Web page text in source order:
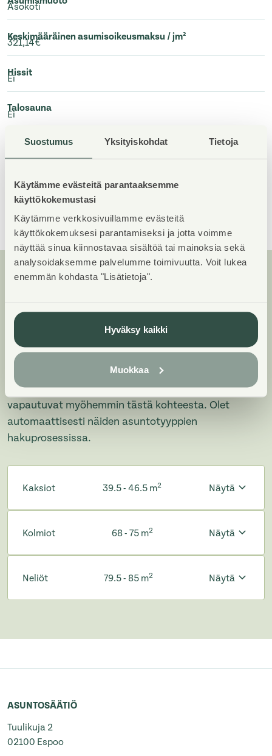
Suostumus Yksityiskohdat Tietoja
Käytämme evästeitä parantaaksemme
käyttökokemustasi
Käytämme verkkosivuillamme evästeitä
käyttökokemuksesi parantamiseksi ja jotta voimme
näyttää sinua kiinnostavaa sisältöä tai mainoksia sekä
analysoidaksemme palvelumme toimivuutta. Voit lukea
enemmän kohdasta "Lisätietoja".
Hyväksy kaikki
Muokkaa
Asokoti
Keskimääräinen asumisoikeusmaksu / jm²
321,14€
Hissit
Ei
Talosauna
Ei
Kuivaushuone
Asuntoja
19
Näytä kaikki
Vasamakatu 5, Luhtikäytävätalo
Lisää hakemukselle kaikki haluamasi asuntotyypit.
Mahdollisuutesi asunnon saamiseksi paranevat, kun
voimme tarjota sinulle kaikkia valitsemasi
asuntotyypin asuntoja, jotka mahdollisesti
vapautuvat myöhemmin tästä kohteesta. Olet
automaattisesti näiden asuntotyyppien
hakuprosessissa.
Kaksiot 39.5 - 46.5 m2 Näytä
Kolmiot 68 - 75 m2 Näytä
Neliöt 79.5 - 85 m2 Näytä
ASUNTOSÄÄTIÖ
Tuulikuja 2
02100 Espoo